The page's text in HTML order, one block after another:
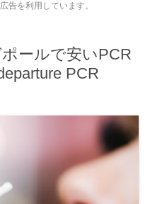
告を利用しています。
ポールで安いPCR
PCR